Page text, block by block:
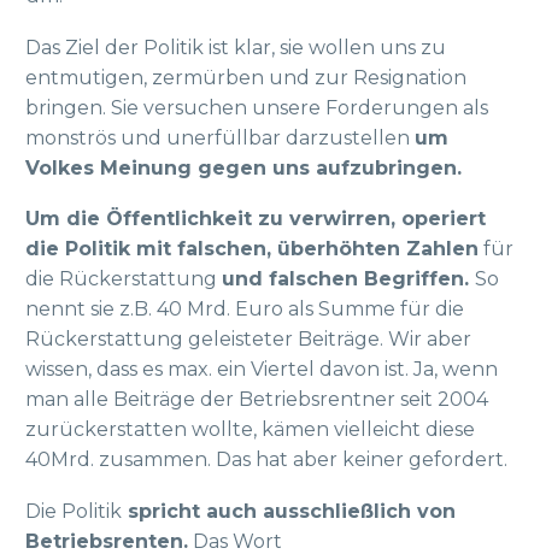
Das Ziel der Politik ist klar, sie wollen uns zu
entmutigen, zermürben und zur Resignation
bringen. Sie versuchen unsere Forderungen als
monströs und unerfüllbar darzustellen um
Volkes Meinung gegen uns aufzubringen.
Um die Öffentlichkeit zu verwirren, operiert
die Politik mit falschen, überhöhten Zahlen für
die Rückerstattung und falschen Begriffen. So
nennt sie z.B. 40 Mrd. Euro als Summe für die
Rückerstattung geleisteter Beiträge. Wir aber
wissen, dass es max. ein Viertel davon ist. Ja, wenn
man alle Beiträge der Betriebsrentner seit 2004
zurückerstatten wollte, kämen vielleicht diese
40Mrd. zusammen. Das hat aber keiner gefordert.
Die Politik spricht auch ausschließlich von
Betriebsrenten. Das Wort